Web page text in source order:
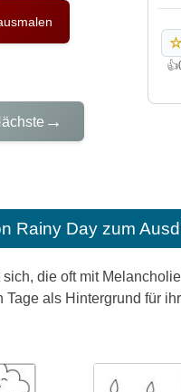
→
👍
Rainy Day zum
die oft mit
als Hintergrund für